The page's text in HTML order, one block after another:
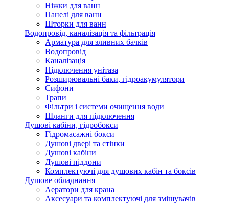
Ніжки для ванн
Панелі для ванн
Шторки для ванн
Водопровід, каналізація та фільтрація
Арматура для зливних бачків
Водопровід
Каналізація
Підключення унітаза
Розширювальні баки, гідроакумулятори
Сифони
Трапи
Фільтри і системи очищення води
Шланги для підключення
Душові кабіни, гідробокси
Гідромасажні бокси
Душові двері та стінки
Душові кабіни
Душові піддони
Комплектуючі для душових кабін та боксів
Душове обладнання
Аератори для крана
Аксесуари та комплектуючі для змішувачів